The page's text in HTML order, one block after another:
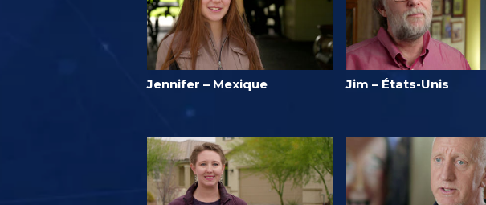
Jennifer – Mexique Jim – États-Unis